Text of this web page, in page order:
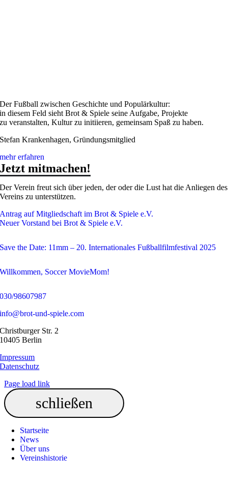
Der Fußball zwischen Geschichte und Populärkultur:
in diesem Feld sieht Brot & Spiele seine Aufgabe, Projekte
zu veranstalten, Kultur zu initiieren, gemeinsam Spaß zu haben.
Stefan Krankenhagen, Gründungsmitglied
mehr erfahren
Jetzt mitmachen!
Der Verein freut sich über jeden, der oder die Lust hat die Anliegen des
Vereins zu unterstützen.
Antrag auf Mitgliedschaft im Brot & Spiele e.V.
Neuer Vorstand bei Brot & Spiele e.V.
Save the Date: 11mm – 20. Internationales Fußballfilmfestival 2025
Willkommen, Soccer MovieMom!
030/98607987
info@brot-und-spiele.com
Christburger Str. 2
10405 Berlin
Impressum
Datenschutz
Page load link
Startseite
News
Über uns
Vereinshistorie